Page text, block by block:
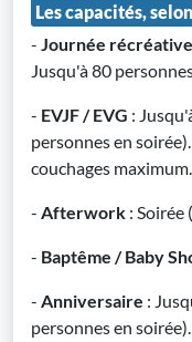
Les capacités,
- Journée
Jusqu'à 80
- EVJF / EVG :
personnes en
couchages maximum.
- Afterwork : Soirée
- Baptême / Baby
- Anniversaire :
personnes en